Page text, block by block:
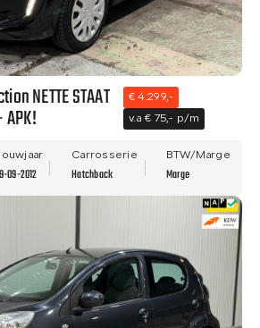
NETTE STAAT
APK!
€ 4.299,-
v.a € 75,- p/m
09-2012
Carrosserie
Hatchback
BTW/Marge
Marge